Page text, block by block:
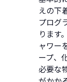
えの下
プログ
ります
ャワー
ープ、
必要な